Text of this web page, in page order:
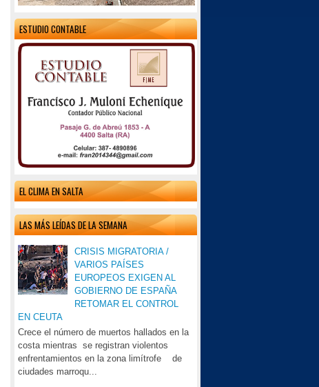
ESTUDIO CONTABLE
EL CLIMA EN SALTA
LAS MÁS LEÍDAS DE LA SEMANA
CRISIS MIGRATORIA /
VARIOS PAÍSES
EUROPEOS EXIGEN AL
GOBIERNO DE ESPAÑA
RETOMAR EL CONTROL
EN CEUTA
Crece el número de muertos hallados en la
costa mientras se registran violentos
enfrentamientos en la zona limítrofe de
ciudades marroqu...